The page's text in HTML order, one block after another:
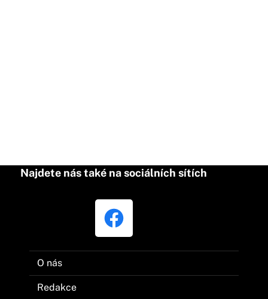
Najdete nás také na sociálních sítích
O nás
Redakce